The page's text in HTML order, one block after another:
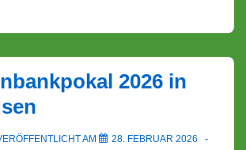
2026 in
AM
28. FEBRUAR 2026